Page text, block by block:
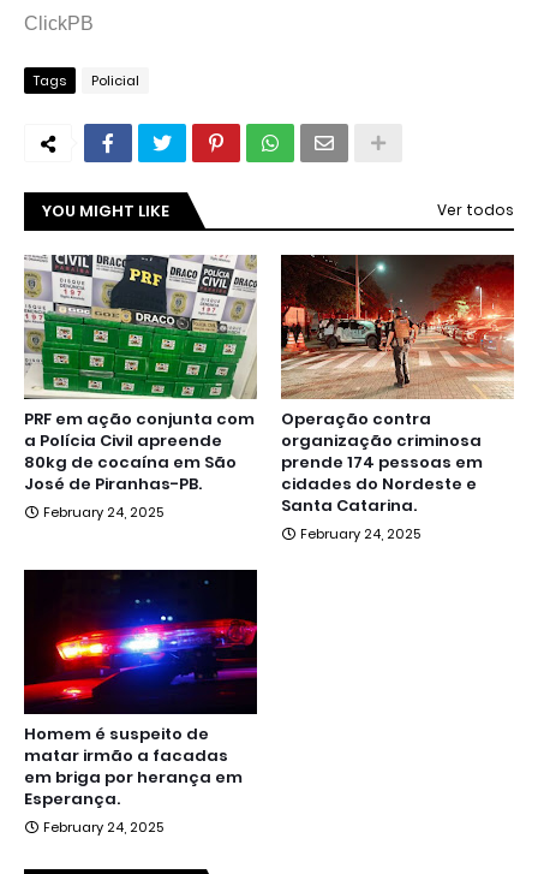
ClickPB
Tags Policial
YOU MIGHT LIKE Ver todos
PRF em ação conjunta com
a Polícia Civil apreende
80kg de cocaína em São
José de Piranhas-PB.
February 24, 2025
Operação contra
organização criminosa
prende 174 pessoas em
cidades do Nordeste e
Santa Catarina.
February 24, 2025
Homem é suspeito de
matar irmão a facadas
em briga por herança em
Esperança.
February 24, 2025